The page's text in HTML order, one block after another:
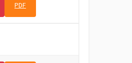
PDF